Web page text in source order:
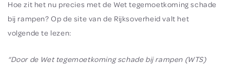
Hoe zit het nu precies met de Wet tegemoetkoming schade
bij rampen? Op de site van de Rijksoverheid valt het
volgende te lezen:
“Door de Wet tegemoetkoming schade bij rampen (WTS)